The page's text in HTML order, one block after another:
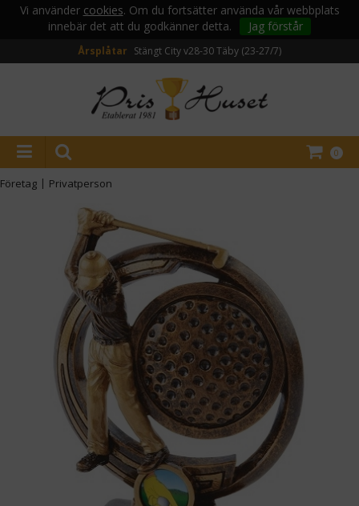
Vi använder cookies. Om du fortsätter använda vår webbplats
innebär det att du godkänner detta.
Jag förstår
Årsplåtar Stängt City v28-30Täby (23-27/7)
0
Företag | Privatperson